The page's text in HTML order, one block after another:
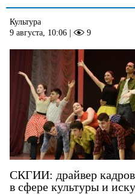
Культура
9 августа, 10:06 | 9
СКГИИ: драйвер
в сфере культуры и